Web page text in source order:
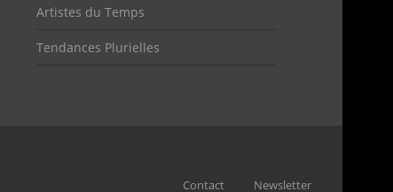
Artistes du Temps
Tendances Plurielles
Contact Newsletter